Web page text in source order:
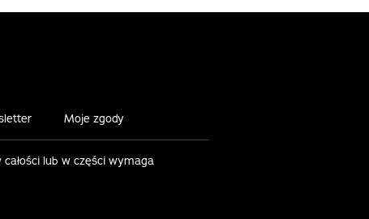
Moje zgody
lub w części wymaga